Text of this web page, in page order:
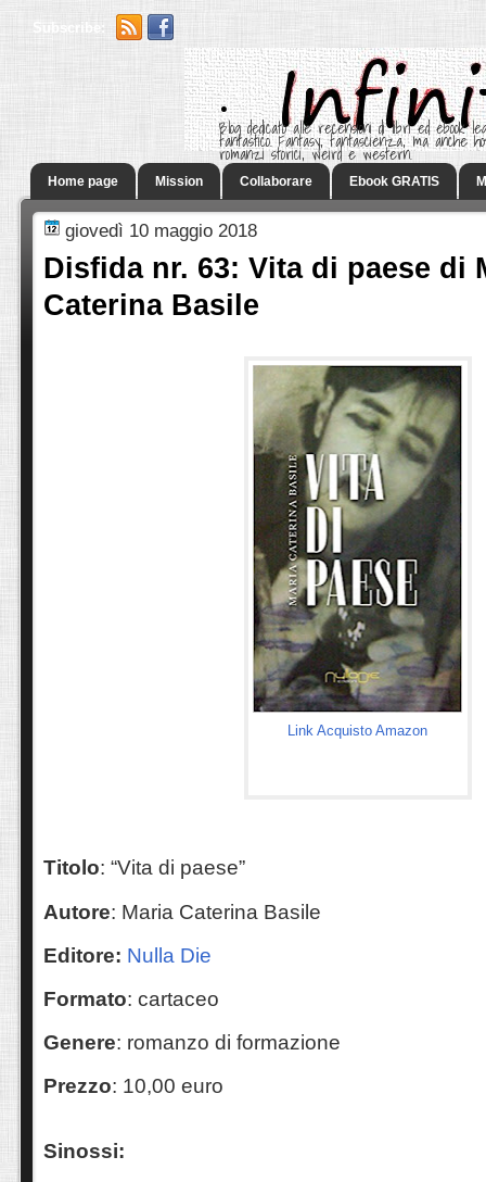
Subscribe:
.
Blog dedicato alle recensioni di libri ed ebook
fantastico. Fantasy, fantascienza, ma anche
romanzi storici, weird e western.
Home page Mission Collaborare Ebook GRATIS
giovedì 10 maggio 2018
Disfida nr. 63: Vita di paese di
Caterina Basile
Link Acquisto Amazon
Titolo: “Vita di paese”
Autore: Maria Caterina Basile
Editore: Nulla Die
Formato: cartaceo
Genere: romanzo di formazione
Prezzo: 10,00 euro
Sinossi: